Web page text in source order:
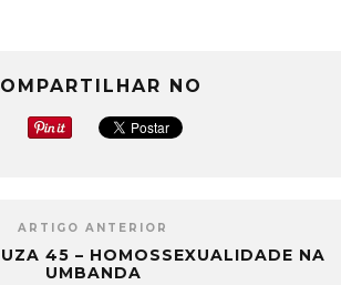
NO
ARTIGO ANTERIOR
45 – HOMOSSEXUALIDADE NA
UMBANDA